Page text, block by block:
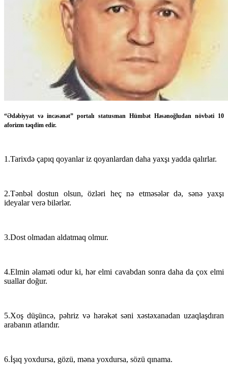
“Ədəbiyyat və incəsənət” portalı statusman Hümbət Həsənoğludan növbəti 10
aforizm təqdim edir.
1.Tarixdə çapıq qoyanlar iz qoyanlardan daha yaxşı yadda qalırlar.
2.Tənbəl dostun olsun, özləri heç nə etməsələr də, sənə yaxşı
ideyalar verə bilərlər.
3.Dost olmadan aldatmaq olmur.
4.Elmin əlaməti odur ki, hər elmi cavabdan sonra daha da çox elmi
suallar doğur.
5.Xoş düşüncə, pəhriz və hərəkət səni xəstəxanadan uzaqlaşdıran
arabanın atlarıdır.
6.İşıq yoxdursa, gözü, məna yoxdursa, sözü qınama.